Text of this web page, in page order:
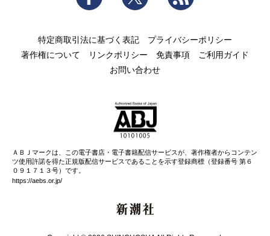
特定商取引法に基づく表記
プライバシーポリシー
著作権について
リンクポリシー 免責事項
ご利用ガイド
お問い合わせ
ＡＢＪマークは、この電子書店・電子書籍配信サービスが、著作権者からコンテン
ツ使用許諾を得た正規版配信サービスであることを示す登録商標（登録番号 第６
０９１７１３号）です。
https://aebs.or.jp/